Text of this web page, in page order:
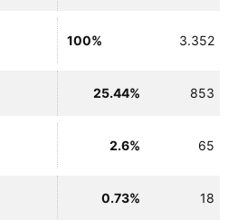
100% 3.352
25.44% 853
2.6% 65
0.73% 18